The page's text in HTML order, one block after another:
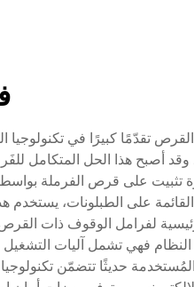
أصبح هذا الحل المتكامل
تثبيت على قرص الفرملة
على الطبلونات،
لفرامل الوقوف ذات القرص
النظام فهي تشمل آليات
حديثًا تتضمّن